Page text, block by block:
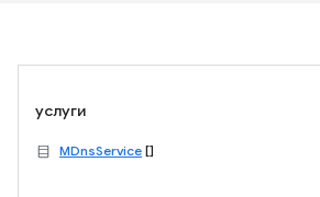
услуги
MDnsService []